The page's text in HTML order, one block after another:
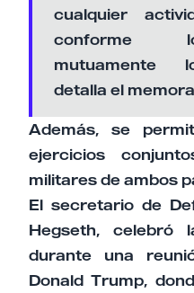
cualquier
conforme
mutuamente
detalla el
Además, se
ejercicios
militares de ambos
El secretario de
Hegseth, celebró
durante una
Donald Trump,